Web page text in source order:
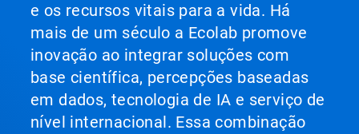
para
pule
para
slide
clicando
e os recursos vitais para a vida. Há
mais de um século a Ecolab promove
inovação ao integrar soluções com
base científica, percepções baseadas
em dados, tecnologia de IA e serviço de
nível internacional. Essa combinação